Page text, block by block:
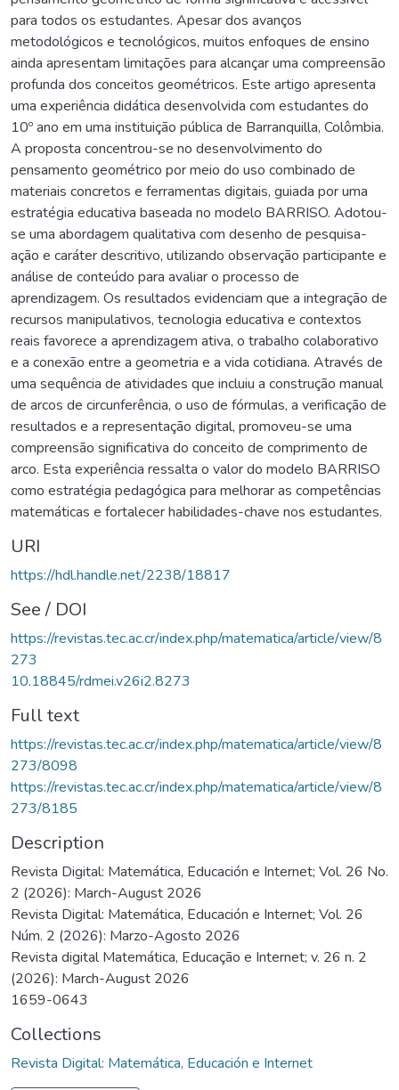
para todos os estudantes. Apesar dos avanços
metodológicos e tecnológicos, muitos enfoques de ensino
ainda apresentam limitações para alcançar uma compreensão
profunda dos conceitos geométricos. Este artigo apresenta
uma experiência didática desenvolvida com estudantes do
10º ano em uma instituição pública de Barranquilla, Colômbia.
A proposta concentrou-se no desenvolvimento do
pensamento geométrico por meio do uso combinado de
materiais concretos e ferramentas digitais, guiada por uma
estratégia educativa baseada no modelo BARRISO. Adotou-
se uma abordagem qualitativa com desenho de pesquisa-
ação e caráter descritivo, utilizando observação participante e
análise de conteúdo para avaliar o processo de
aprendizagem. Os resultados evidenciam que a integração de
recursos manipulativos, tecnologia educativa e contextos
reais favorece a aprendizagem ativa, o trabalho colaborativo
e a conexão entre a geometria e a vida cotidiana. Através de
uma sequência de atividades que incluiu a construção manual
de arcos de circunferência, o uso de fórmulas, a verificação de
resultados e a representação digital, promoveu-se uma
compreensão significativa do conceito de comprimento de
arco. Esta experiência ressalta o valor do modelo BARRISO
como estratégia pedagógica para melhorar as competências
matemáticas e fortalecer habilidades-chave nos estudantes.
URI
https://hdl.handle.net/2238/18817
See / DOI
https://revistas.tec.ac.cr/index.php/matematica/article/view/8
273
10.18845/rdmei.v26i2.8273
Full text
https://revistas.tec.ac.cr/index.php/matematica/article/view/8
273/8098
https://revistas.tec.ac.cr/index.php/matematica/article/view/8
273/8185
Description
Revista Digital: Matemática, Educación e Internet; Vol. 26 No.
2 (2026): March-August 2026
Revista Digital: Matemática, Educación e Internet; Vol. 26
Núm. 2 (2026): Marzo-Agosto 2026
Revista digital Matemática, Educação e Internet; v. 26 n. 2
(2026): March-August 2026
1659-0643
Collections
Revista Digital: Matemática, Educación e Internet